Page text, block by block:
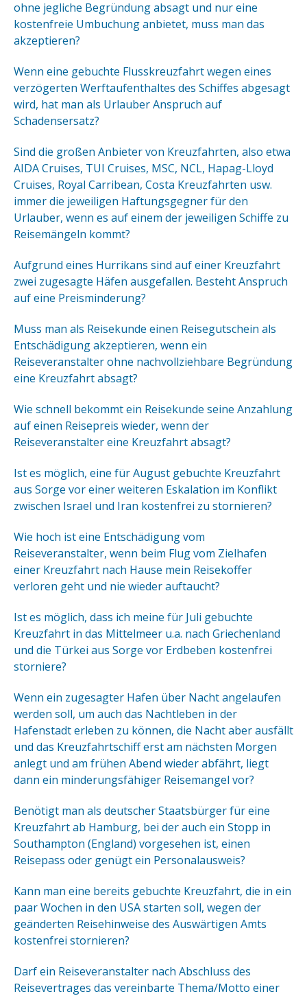
ohne jegliche Begründung absagt und nur eine
kostenfreie Umbuchung anbietet, muss man das
akzeptieren?
Wenn eine gebuchte Flusskreuzfahrt wegen eines
verzögerten Werftaufenthaltes des Schiffes abgesagt
wird, hat man als Urlauber Anspruch auf
Schadensersatz?
Sind die großen Anbieter von Kreuzfahrten, also etwa
AIDA Cruises, TUI Cruises, MSC, NCL, Hapag-Lloyd
Cruises, Royal Carribean, Costa Kreuzfahrten usw.
immer die jeweiligen Haftungsgegner für den
Urlauber, wenn es auf einem der jeweiligen Schiffe zu
Reisemängeln kommt?
Aufgrund eines Hurrikans sind auf einer Kreuzfahrt
zwei zugesagte Häfen ausgefallen. Besteht Anspruch
auf eine Preisminderung?
Muss man als Reisekunde einen Reisegutschein als
Entschädigung akzeptieren, wenn ein
Reiseveranstalter ohne nachvollziehbare Begründung
eine Kreuzfahrt absagt?
Wie schnell bekommt ein Reisekunde seine Anzahlung
auf einen Reisepreis wieder, wenn der
Reiseveranstalter eine Kreuzfahrt absagt?
Ist es möglich, eine für August gebuchte Kreuzfahrt
aus Sorge vor einer weiteren Eskalation im Konflikt
zwischen Israel und Iran kostenfrei zu stornieren?
Wie hoch ist eine Entschädigung vom
Reiseveranstalter, wenn beim Flug vom Zielhafen
einer Kreuzfahrt nach Hause mein Reisekoffer
verloren geht und nie wieder auftaucht?
Ist es möglich, dass ich meine für Juli gebuchte
Kreuzfahrt in das Mittelmeer u.a. nach Griechenland
und die Türkei aus Sorge vor Erdbeben kostenfrei
storniere?
Wenn ein zugesagter Hafen über Nacht angelaufen
werden soll, um auch das Nachtleben in der
Hafenstadt erleben zu können, die Nacht aber ausfällt
und das Kreuzfahrtschiff erst am nächsten Morgen
anlegt und am frühen Abend wieder abfährt, liegt
dann ein minderungsfähiger Reisemangel vor?
Benötigt man als deutscher Staatsbürger für eine
Kreuzfahrt ab Hamburg, bei der auch ein Stopp in
Southampton (England) vorgesehen ist, einen
Reisepass oder genügt ein Personalausweis?
Kann man eine bereits gebuchte Kreuzfahrt, die in ein
paar Wochen in den USA starten soll, wegen der
geänderten Reisehinweise des Auswärtigen Amts
kostenfrei stornieren?
Darf ein Reiseveranstalter nach Abschluss des
Reisevertrages das vereinbarte Thema/Motto einer